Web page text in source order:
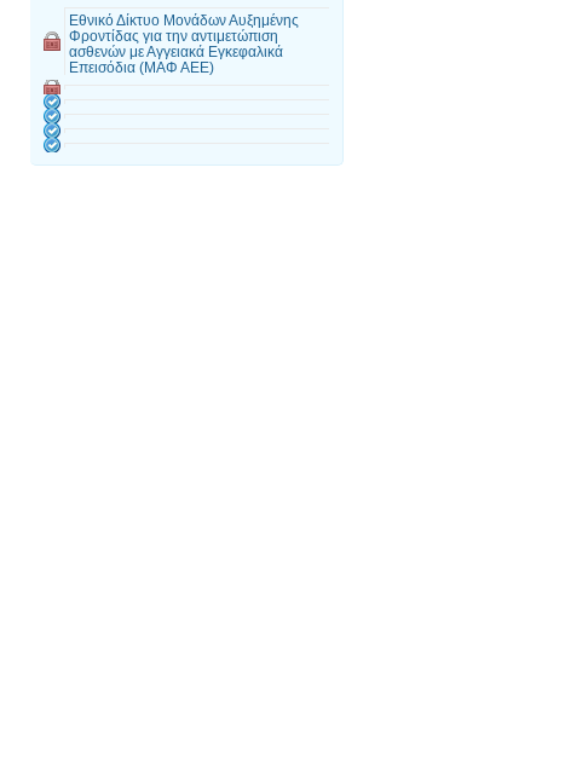
Εθνικό Δίκτυο Μονάδων Αυξημένης
Φροντίδας για την αντιμετώπιση
ασθενών με Αγγειακά Εγκεφαλικά
Επεισόδια (ΜΑΦ ΑΕΕ)